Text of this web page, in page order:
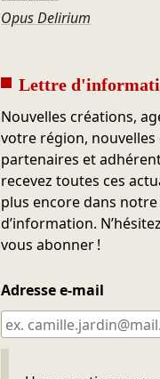
Opus Delirium
Lettre
Nouvelles créations,
votre région, nouvelles
partenaires et
recevez toutes ces
plus encore dans
d’information.
vous abonner !
Adresse e-mail